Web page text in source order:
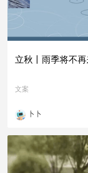
立秋丨雨季将不
文案
卜卜